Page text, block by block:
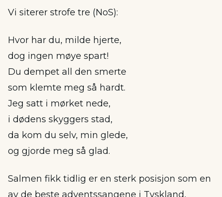
Vi siterer strofe tre (NoS):
Hvor har du, milde hjerte,
dog ingen møye spart!
Du dempet all den smerte
som klemte meg så hardt.
Jeg satt i mørket nede,
i dødens skyggers stad,
da kom du selv, min glede,
og gjorde meg så glad.
Salmen fikk tidlig er en sterk posisjon som en
av de beste adventssangene i Tyskland,